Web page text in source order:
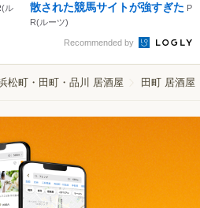
ル
散された競馬サイトが強すぎた P
R(ルーツ)
Recommended by
松町・田町・品川 居酒屋 田町 居酒屋